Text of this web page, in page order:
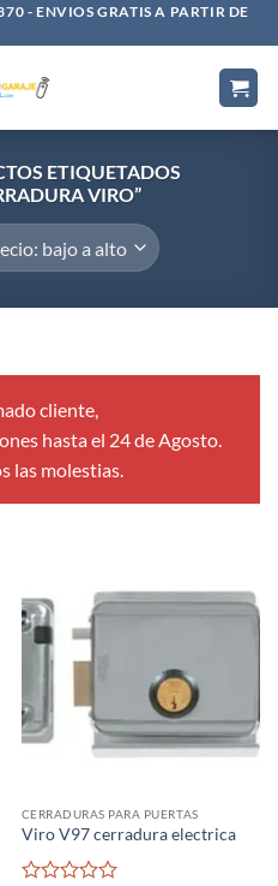
- ENVIOS GRATIS A PARTIR DE
ETIQUETADOS
VIRO”
cliente,
hasta el 24 de Agosto.
las molestias.
CERRADURAS PARA PUERTAS
Viro V97 cerradura electrica